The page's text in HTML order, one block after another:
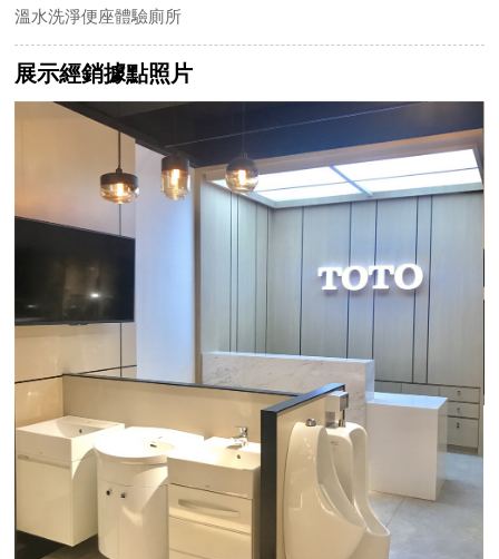
溫水洗淨便座體驗廁所
展示經銷據點照片